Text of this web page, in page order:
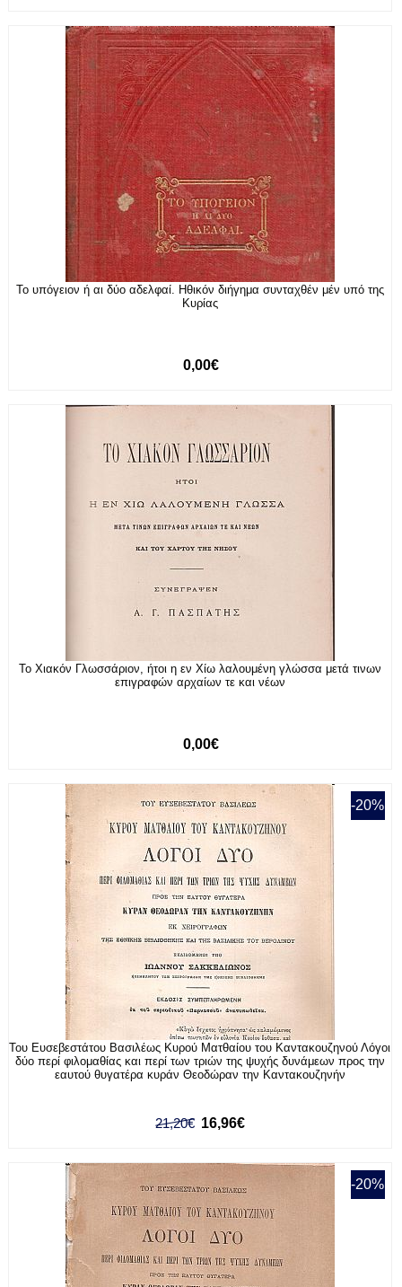
Το υπόγειον ή αι δύο αδελφαί. Ηθικόν διήγημα συνταχθέν μέν υπό της
Κυρίας
0,00€
Το Χιακόν Γλωσσάριον, ήτοι η εν Χίω λαλουμένη γλώσσα μετά τινων
επιγραφών αρχαίων τε και νέων
0,00€
-20%
Του Ευσεβεστάτου Βασιλέως Κυρού Ματθαίου του Καντακουζηνού Λόγοι
δύο περί φιλομαθίας και περί των τριών της ψυχής δυνάμεων προς την
εαυτού θυγατέρα κυράν Θεοδώραν την Καντακουζηνήν
21,20€ 16,96€
-20%